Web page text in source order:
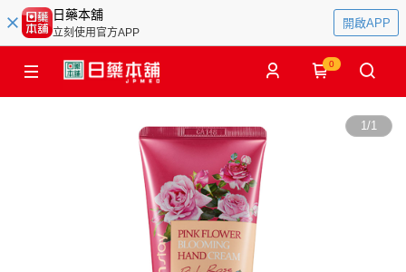
日藥本舖
立刻使用官方APP
開啟APP
0
1/1